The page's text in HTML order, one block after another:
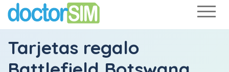
Tarjetas regalo